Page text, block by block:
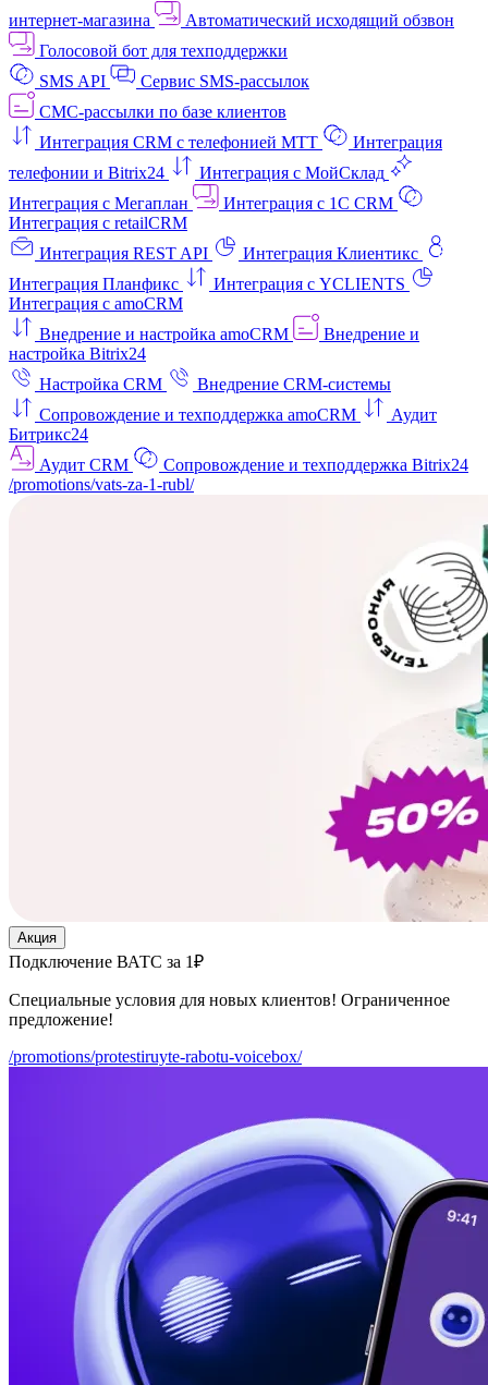
интернет‑магазина
Автоматический исходящий обзвон
Голосовой бот для техподдержки
SMS API
Сервис SMS-рассылок
СМС-рассылки по базе клиентов
Интеграция CRM с телефонией МТТ
Интеграция
телефонии и Bitrix24
Интеграция с МойСклад
Интеграция с Мегаплан
Интеграция с 1C CRM
Интеграция с retailCRM
Интеграция REST API
Интеграция Клиентикс
Интеграция Планфикс
Интеграция с YCLIENTS
Интеграция с amoCRM
Внедрение и настройка amoCRM
Внедрение и
настройка Bitrix24
Настройка CRM
Внедрение CRM-системы
Сопровождение и техподдержка amoCRM
Аудит
Битрикс24
Аудит CRM
Сопровождение и техподдержка Bitrix24
/promotions/vats-za-1-rubl/
Акция
Подключение ВАТС за 1₽
Специальные условия для новых клиентов! Ограниченное
предложение!
/promotions/protestiruyte-rabotu-voicebox/